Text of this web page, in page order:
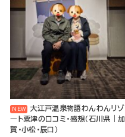
大江戸温泉物語わんわんリゾ
ート粟津の口コミ・感想（石川県｜加
賀・小松・辰口）